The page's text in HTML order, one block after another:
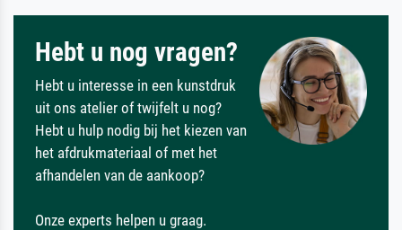
Hebt u nog vragen?
Hebt u interesse in een kunstdruk
uit ons atelier of twijfelt u nog?
Hebt u hulp nodig bij het kiezen van
het afdrukmateriaal of met het
afhandelen van de aankoop?
Onze experts helpen u graag.